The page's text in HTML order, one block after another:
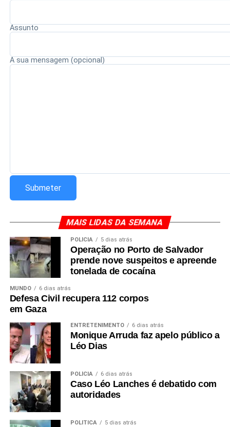
mental, investigação social e demais procedimentos
previstos para a seleção dos futuros magistrados.
Assunto
A sua mensagem (opcional)
MAIS LIDAS DA SEMANA
POLÍCIA 5 dias atrás
Operação no Porto de Salvador
prende nove suspeitos e apreende
tonelada de cocaína
MUNDO 6 dias atrás
Defesa Civil recupera 112 corpos
em Gaza
ENTRETENIMENTO 6 dias atrás
Monique Arruda faz apelo público a
Léo Dias
POLÍCIA 6 dias atrás
Caso Léo Lanches é debatido com
autoridades
POLÍTICA 5 dias atrás